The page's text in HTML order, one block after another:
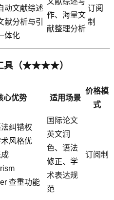
动文献综述
献分析与引
体化
作、海量文
献整理分析
订阅
制
具（★★★★）
心优势 适用场景
价格模
式
纠错权
风格优
查重功能
国际论文
英文润
色、语法
修正、学
术表达规
范
订阅制